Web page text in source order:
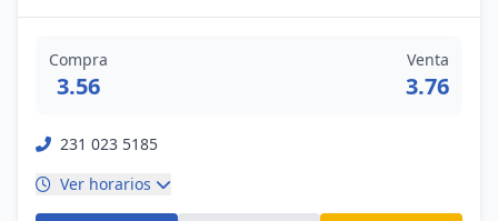
Compra
3.56
Venta
3.76
231 023 5185
Ver horarios